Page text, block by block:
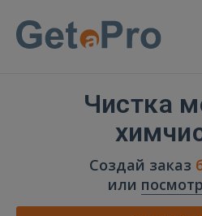
Чистка
Создай заказ
или